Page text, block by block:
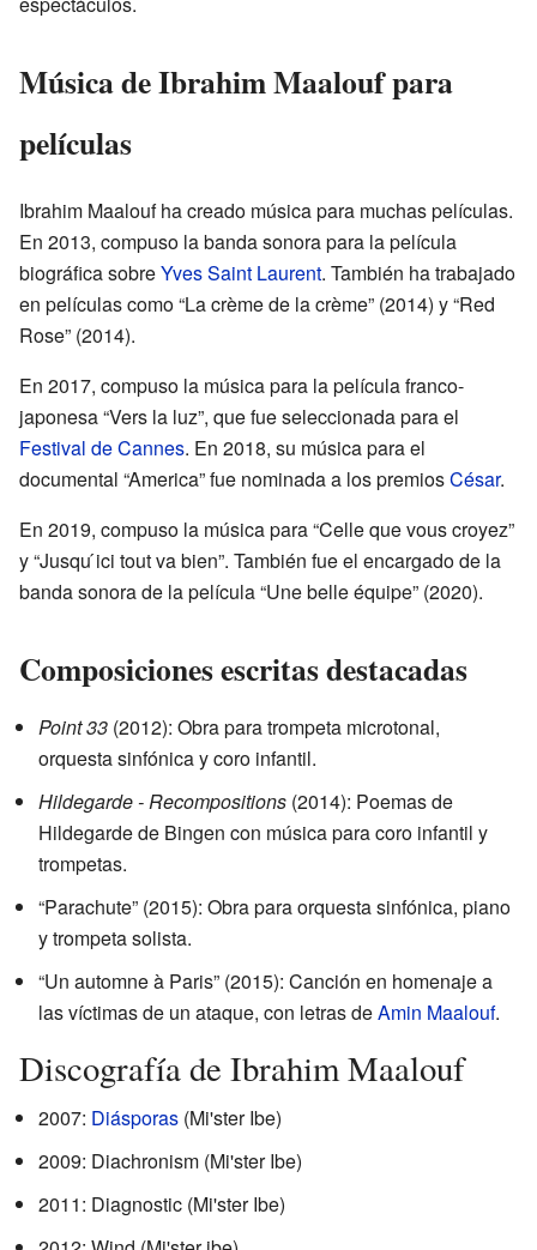
Música de Ibrahim Maalouf para
películas
Ibrahim Maalouf ha creado música para muchas películas.
En 2013, compuso la banda sonora para la película
biográfica sobreYves Saint Laurent. También ha trabajado
en películas como “La crème de la crème” (2014) y “Red
Rose” (2014).
En 2017, compuso la música para la película franco-
japonesa “Vers la luz”, que fue seleccionada para el
Festival de Cannes. En 2018, su música para el
documental “America” fue nominada a los premiosCésar.
En 2019, compuso la música para “Celle que vous croyez”
y “Jusqu ́ici tout va bien”. También fue el encargado de la
banda sonora de la película “Une belle équipe” (2020).
Composiciones escritas destacadas
Point 33 (2012): Obra para trompeta microtonal,
orquesta sinfónica y coro infantil.
Hildegarde - Recompositions (2014): Poemas de
Hildegarde de Bingen con música para coro infantil y
trompetas.
“Parachute” (2015): Obra para orquesta sinfónica, piano
y trompeta solista.
“Un automne à Paris” (2015): Canción en homenaje a
las víctimas de un ataque, con letras deAmin Maalouf.
Discografía de Ibrahim Maalouf
2007: Diásporas (Mi'ster Ibe)
2009: Diachronism (Mi'ster Ibe)
2011: Diagnostic (Mi'ster Ibe)